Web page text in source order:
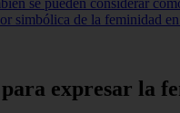
simbólica de la feminidad
expresar la